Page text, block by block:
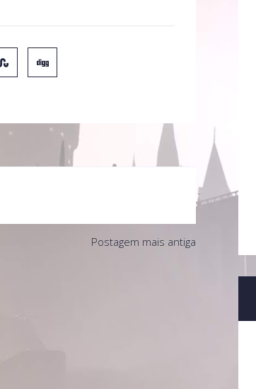
Postagem mais antiga